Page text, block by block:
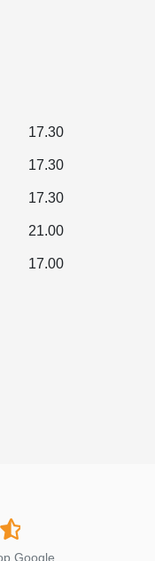
17.30
17.30
17.30
21.00
17.00
Google